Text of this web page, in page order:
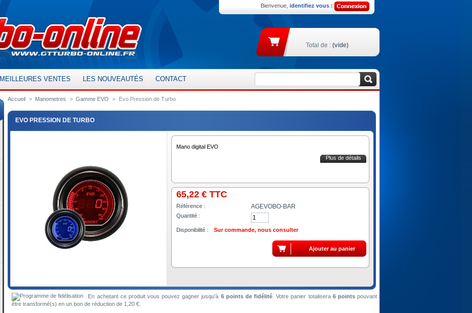
Bienvenue, identifiez vous :
Total de : (vide)
MEILLEURES VENTES LES NOUVEAUTÉS CONTACT
Accueil > Manometres > Gamme EVO > Evo Pression de Turbo
EVO PRESSION DE TURBO
Mano digital EVO
Plus de détails
65,22 € TTC
Référence : AGEVOBO-BAR
Quantité :
Disponibilité : Sur commande, nous consulter
En achetant ce produit vous pouvez gagner jusqu'à 6points de fidélité . Votre panier totalisera 6pointspouvant
être transformé(s) en un bon de réduction de 1,20 €.